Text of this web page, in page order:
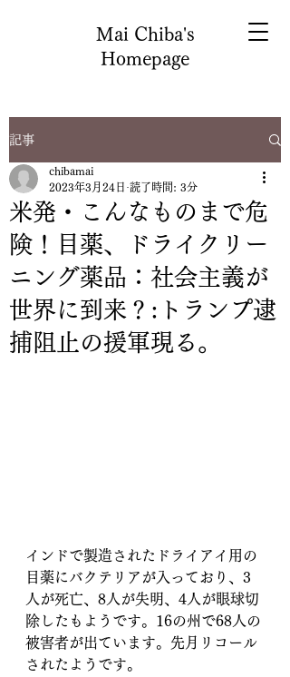
Mai Chiba's
Homepage
記事
米発・こんなものまで危
険！目薬、ドライクリー
ニング薬品：社会主義が
世界に到来？:トランプ逮
捕阻止の援軍現る。
chibamai
2023年3月24日 読了時間: 3分
インドで製造されたドライアイ用の
目薬にバクテリアが入っており、3
人が死亡、8人が失明、4人が眼球切
除したもようです。16の州で68人の
被害者が出ています。先月リコール
されたようです。